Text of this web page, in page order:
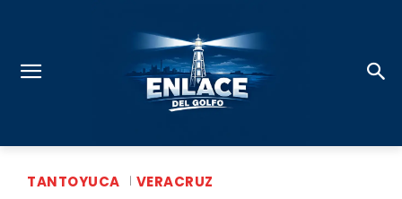
TANTOYUCA VERACRUZ